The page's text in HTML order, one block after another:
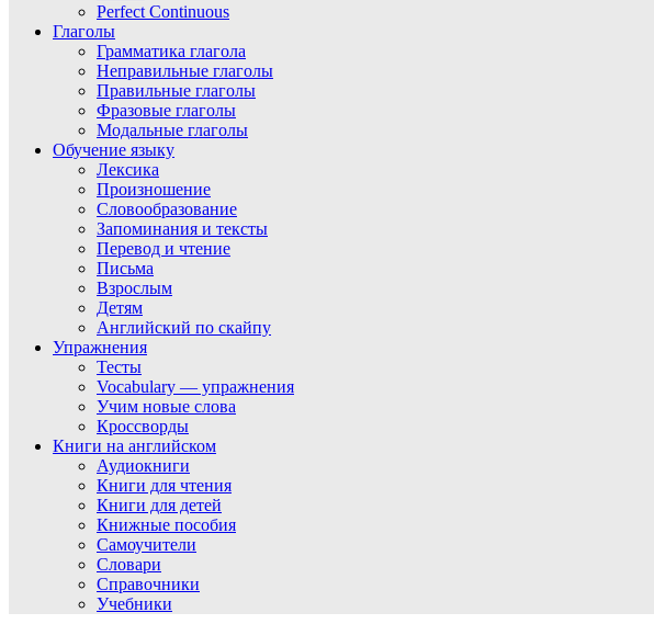
Perfect Continuous
Глаголы
Грамматика глагола
Неправильные глаголы
Правильные глаголы
Фразовые глаголы
Модальные глаголы
Обучение языку
Лексика
Произношение
Словообразование
Запоминания и тексты
Перевод и чтение
Письма
Взрослым
Детям
Английский по скайпу
Упражнения
Тесты
Vocabulary — упражнения
Учим новые слова
Кроссворды
Книги на английском
Аудиокниги
Книги для чтения
Книги для детей
Книжные пособия
Самоучители
Словари
Справочники
Учебники